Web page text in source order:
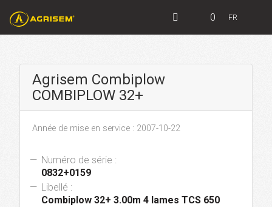
0 FR
Agrisem Combiplow
COMBIPLOW 32+
Année de mise en service : 2007-10-22
Numéro de série :
0832+0159
Libellé :
Combiplow 32+ 3.00m 4 lames TCS 650